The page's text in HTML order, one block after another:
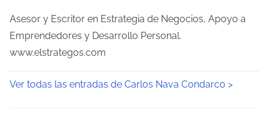
Asesor y Escritor en Estrategia de Negocios, Apoyo a
Emprendedores y Desarrollo Personal.
www.elstrategos.com
Ver todas las entradas de Carlos Nava Condarco >